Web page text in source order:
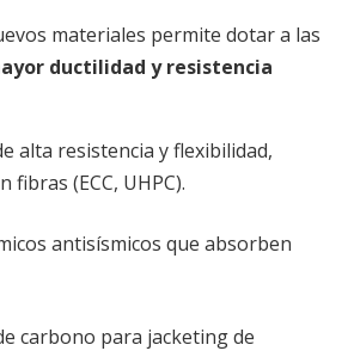
materiales permite dotar a las
ductilidad y resistencia
alta resistencia y flexibilidad,
fibras (ECC, UHPC).
antisísmicos que absorben
carbono para jacketing de